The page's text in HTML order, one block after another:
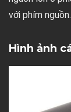
với phím nguồn.
Hình ảnh